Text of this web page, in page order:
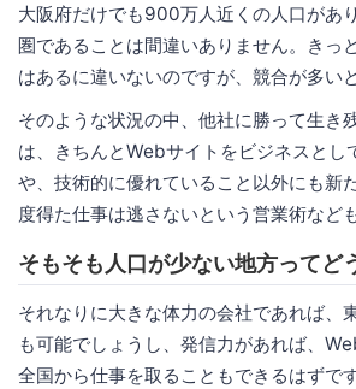
大阪府だけでも900万人近くの人口があ
圏であることは間違いありません。きっ
はあるに違いないのですが、競合が多い
そのような状況の中、他社に勝って生き
は、きちんとWebサイトをビジネスとし
や、技術的に優れていること以外にも新
度得た仕事は逃さないという営業術など
そもそも人口が少ない地方ってど
それなりに大きな体力の会社であれば、
も可能でしょうし、発信力があれば、
全国から仕事を取ることもできるはずで